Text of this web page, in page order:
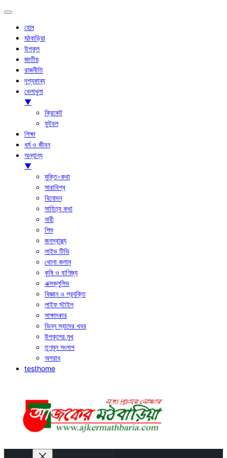
হোম
মঠবাড়িয়া
উপকূল
জাতীয়
রাজনীতি
দৃশ্যকাব্য
খেলাধুলা
▼
ক্রিকেট
ফুটবল
শিক্ষা
ধর্ম ও জীবন
অন্যান্য
▼
মুক্তি-কথা
সারাবিশ্ব
বিনোদন
সাহিত্য কথা
নারী
শিশু
জনস্বাস্থ্য
লাইভ টিভি
খোলা কলাম
কৃষি ও বাণিজ্য
এক্সক্লুসিভ
বিজ্ঞান ও প্রযুক্তি
লাইফ স্টাইল
সাক্ষাৎকার
ভিন্ন স্বাদের খবর
উপকূলের মুখ
তৃণমূল সংলাপ
অপরাধ
testhome